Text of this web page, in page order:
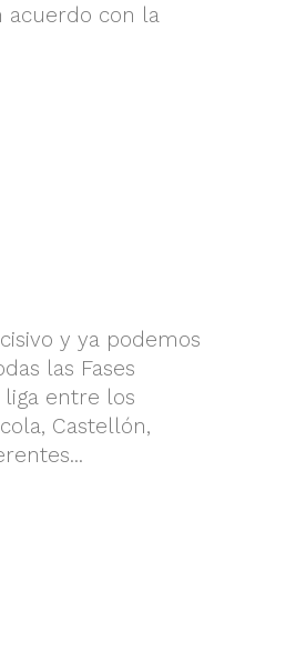
acuerdo con la
y ya podemos
las Fases
entre los
Castellón,